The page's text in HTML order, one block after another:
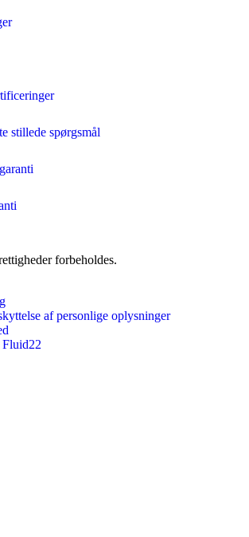
stillede spørgsmål
forbeholdes.
af personlige oplysninger
Fluid22